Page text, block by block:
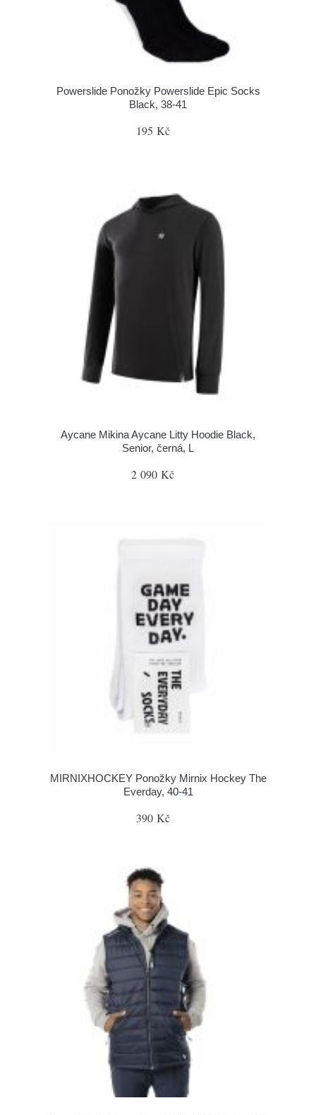
Powerslide Ponožky Powerslide Epic Socks
Black, 38-41
195 Kč
Aycane Mikina Aycane Litty Hoodie Black,
Senior, černá, L
2 090 Kč
MIRNIXHOCKEY Ponožky Mirnix Hockey The
Everday, 40-41
390 Kč